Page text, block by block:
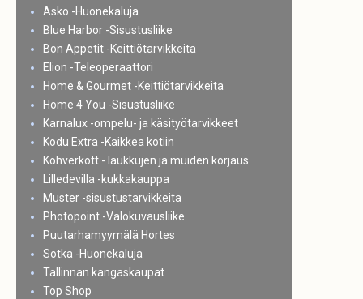
Asko -Huonekaluja
Blue Harbor -Sisustusliike
Bon Appetit -Keittiötarvikkeita
Elion -Teleoperaattori
Home & Gourmet -Keittiötarvikkeita
Home 4 You -Sisustusliike
Karnalux -ompelu- ja käsityötarvikkeet
Kodu Extra -Kaikkea kotiin
Kohverkott - laukkujen ja muiden korjaus
Lilledevilla -kukkakauppa
Muster -sisustustarvikkeita
Photopoint -Valokuvausliike
Puutarhamyymälä Hortes
Sotka -Huonekaluja
Tallinnan kangaskaupat
Top Shop